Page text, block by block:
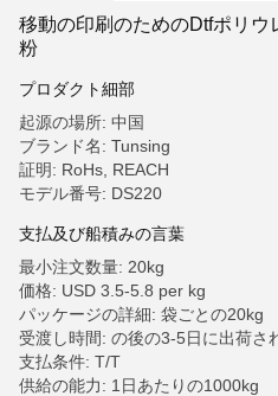
移動の印刷のためのDtfポリ
粉
プロダクト細部
起源の場所: 中国
ブランド名: Tunsing
証明: RoHs, REACH
モデル番号: DS220
支払及び船積みの言葉
最小注文数量: 20kg
価格: USD 3.5-5.8 per kg
パッケージの詳細: 袋ごとの20kg
受渡し時間: の後の3-5日に出荷さ
支払条件: T/T
供給の能力: 1日あたりの1000kg